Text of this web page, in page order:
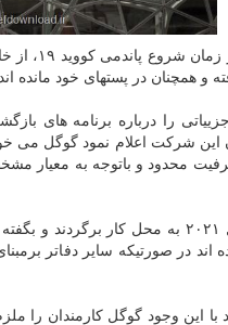
بزرگترین کارفرما
و همچنان در پستهای خود مانده
را درباره برنامه های
این شرکت اعلام نمود گوگل می
ظرفیت محدود و باتوجه به
گوگل قبل از این اعلام نموده بود انتظار ندارد کارمندانش
در صورتیکه سایر دفاتر
را تشویق کرد در مقابل کووید ۱۹ واکسینه شوند با این